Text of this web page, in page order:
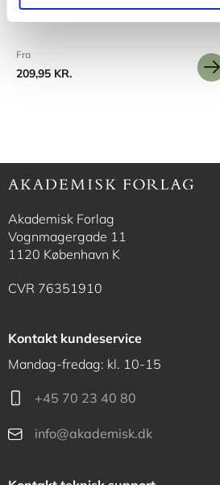
Fra
209,95 KR.
Akademisk Forlag
Vognmagergade 11
1120 København K
CVR 76351910
Kontakt kundeservice
Mandag-fredag: kl. 10-15
+45 70 23 40 80
info@akademisk.dk